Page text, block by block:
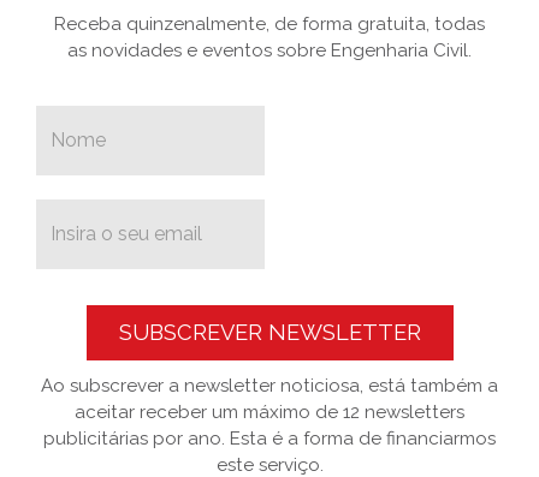
Receba quinzenalmente, de forma gratuita, todas
as novidades e eventos sobre Engenharia Civil.
SUBSCREVER NEWSLETTER
Ao subscrever a newsletter noticiosa, está também a
aceitar receber um máximo de 12 newsletters
publicitárias por ano. Esta é a forma de financiarmos
este serviço.